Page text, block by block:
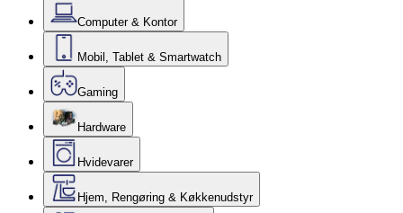
Computer & Kontor
Mobil, Tablet & Smartwatch
Gaming
Hardware
Hvidevarer
Hjem, Rengøring & Køkkenudstyr